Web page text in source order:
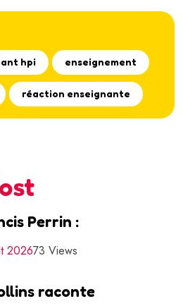
hpi enseignement
réaction enseignante
Perrin :
202673 Views
raconte